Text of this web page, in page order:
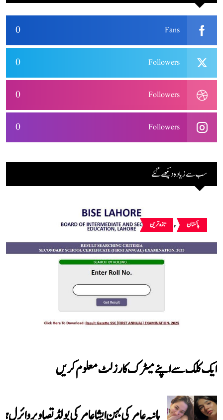
0 Fans
0 Followers
0 Followers
0 Followers
سب سے زیادہ دیکھے گئے
پاکستان , تازہ ترین
ایک کلک سے اپنے میٹرک کا رزلٹ معلوم کریں
ہانیہ عامر کی بہن ایشا عامر کی بولڈ تصاویر وائرل